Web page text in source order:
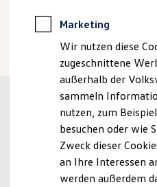
Anpfiff zum Gewinn
Elektroautos
ID. Tutorials
Reichweite
Reichweite der
Reichweite im
Laden
Laden
Laden Zuhause
Marketing
Wir nutzen diese
zugeschnittene
außerhalb der
sammeln
nutzen, zum
besuchen oder wie
Zweck dieser
an Ihre Interessen
werden außerdem